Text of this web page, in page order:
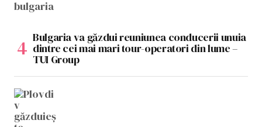
Bulgaria va găzdui reuniunea conducerii unuia
dintre cei mai mari tour-operatori din lume –
TUI Group